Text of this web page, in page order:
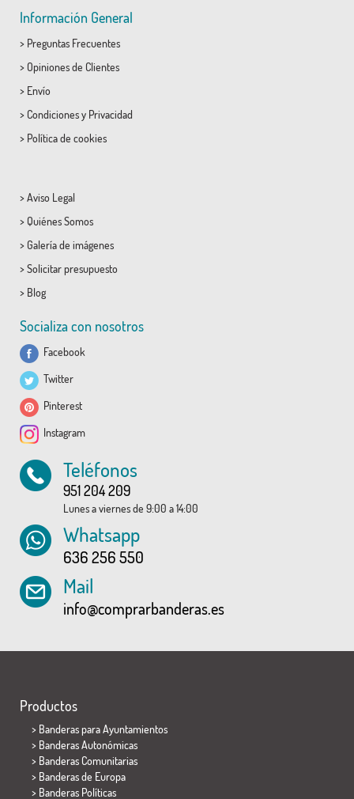
Información General
> Preguntas Frecuentes
> Opiniones de Clientes
> Envío
> Condicionesy Privacidad
> Política de cookies
> Aviso Legal
> Quiénes Somos
> Galería de imágenes
> Solicitar presupuesto
> Blog
Socializa con nosotros
Facebook
Twitter
Pinterest
Instagram
Teléfonos
951 204 209
Lunes a viernes de 9:00 a 14:00
Whatsapp
636 256 550
Mail
info@comprarbanderas.es
Productos
> Banderas para Ayuntamientos
> Banderas Autonómicas
> Banderas Comunitarias
> Banderas de Europa
> Banderas Políticas